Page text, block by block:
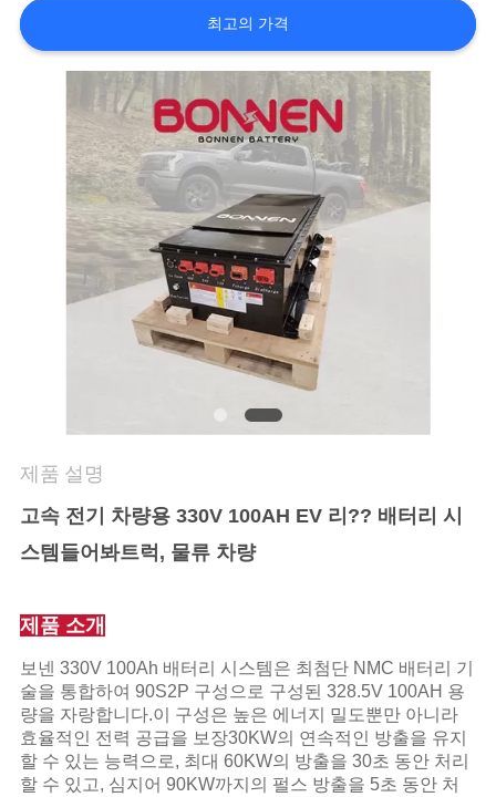
관
이
트
맵
개
인
정
보
최고의 가격
제품 설명
고속 전기 차량용 330V 100AH EV 리?? 배터리 시
스템 들어봐트럭, 물류 차량
제품 소개
보넨 330V 100Ah 배터리 시스템은 최첨단 NMC 배터리 기
술을 통합하여 90S2P 구성으로 구성된 328.5V 100AH 용
량을 자랑합니다.이 구성은 높은 에너지 밀도뿐만 아니라
효율적인 전력 공급을 보장30KW의 연속적인 방출을 유지
할 수 있는 능력으로, 최대 60KW의 방출을 30초 동안 처리
할 수 있고, 심지어 90KW까지의 펄스 방출을 5초 동안 처